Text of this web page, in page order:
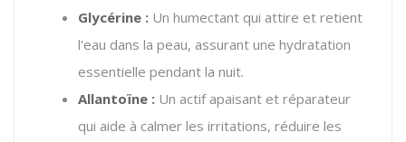
Glycérine : Un humectant qui attire et retient
l'eau dans la peau, assurant une hydratation
essentielle pendant la nuit.
Allantoïne : Un actif apaisant et réparateur
qui aide à calmer les irritations, réduire les